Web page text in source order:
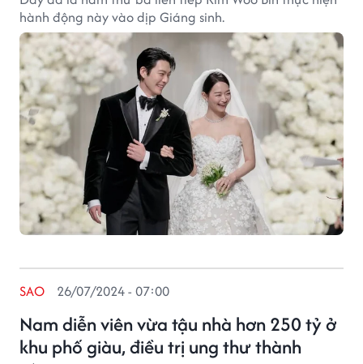
hành động này vào dịp Giáng sinh.
Nam diễn viên vừa tậu nhà hơn 250 tỷ ở
khu phố giàu, điều trị ung thư thành
SAO 26/07/2024 - 07:00